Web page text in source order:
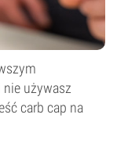
używasz
carb cap na